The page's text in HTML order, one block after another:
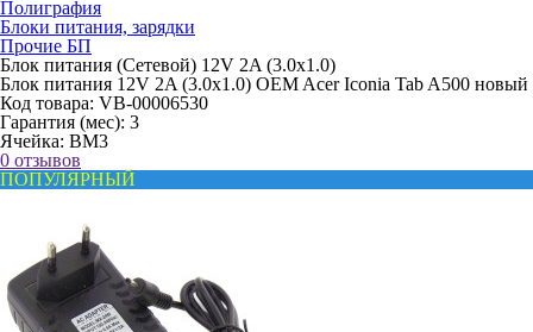
Полиграфия
Блоки питания, зарядки
Прочие БП
Блок питания (Сетевой) 12V 2A (3.0x1.0)
Блок питания 12V 2A (3.0x1.0) OEM Acer Iconia Tab A500 новый
Код товара: VB-00006530
Гарантия (мес): 3
Ячейка: BM3
0 отзывов
ПОПУЛЯРНЫЙ